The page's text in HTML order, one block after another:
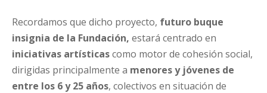
Recordamos que dicho proyecto, futuro buque
insignia de la Fundación, estará centrado en
iniciativas artísticascomo motor de cohesión social,
dirigidas principalmente a menores y jóvenes de
entre los 6 y 25 años, colectivos en situación de